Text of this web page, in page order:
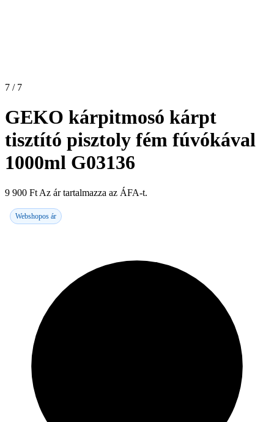
7 / 7
GEKO kárpitmosó kárpt
tisztító pisztoly fém fúvókával
1000ml G03136
9 900 Ft Az ár tartalmazza az ÁFA-t.
Webshopos ár